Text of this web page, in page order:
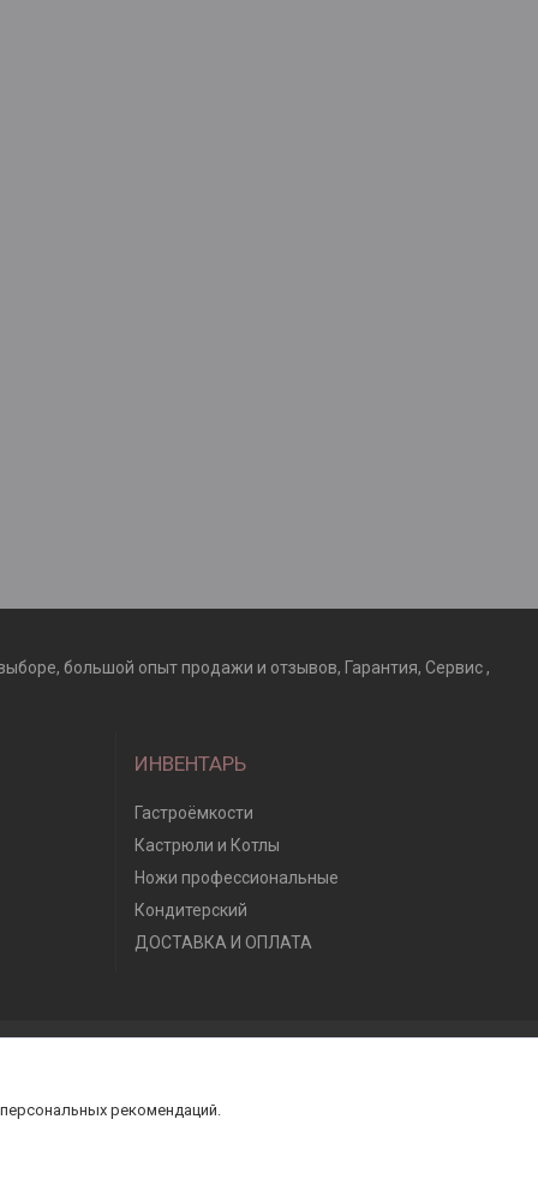
большой опыт продажи и отзывов, Гарантия, Сервис ,
ИНВЕНТАРЬ
Гастроёмкости
Кастрюли и Котлы
Ножи профессиональные
Кондитерский
ДОСТАВКА И ОПЛАТА
рекомендаций.